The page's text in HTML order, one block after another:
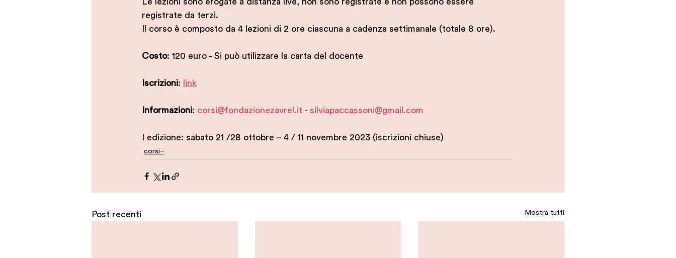
registrate da terzi.
Il corso è composto da 4 lezioni di 2 ore ciascuna a cadenza settimanale (totale 8 ore).
Costo: 120 euro - Si può utilizzare la carta del docente
Iscrizioni: link
Informazioni: corsi@fondazionezavrel.it - silviapaccassoni@gmail.com
I edizione: sabato 21 /28 ottobre – 4 / 11 novembre 2023 (iscrizioni chiuse)
corsi–
Post recenti Mostra tutti